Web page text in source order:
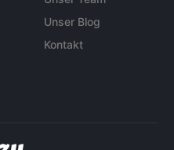
Unser Blog
Kontakt